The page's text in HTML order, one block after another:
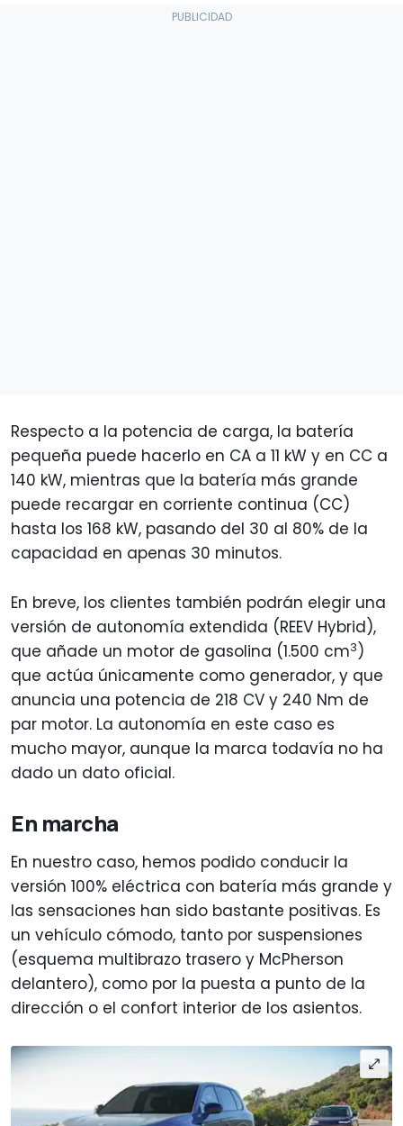
Respecto a la potencia de carga, la batería
pequeña puede hacerlo en CA a 11 kW y en CC a
140 kW, mientras que la batería más grande
puede recargar en corriente continua (CC)
hasta los 168 kW, pasando del 30 al 80% de la
capacidad en apenas 30 minutos.
En breve, los clientes también podrán elegir una
versión de autonomía extendida (REEV Hybrid),
que añade un motor de gasolina (1.500 cm3)
que actúa únicamente como generador, y que
anuncia una potencia de 218 CV y 240 Nm de
par motor. La autonomía en este caso es
mucho mayor, aunque la marca todavía no ha
dado un dato oficial.
En marcha
En nuestro caso, hemos podido conducir la
versión 100% eléctrica con batería más grande y
las sensaciones han sido bastante positivas. Es
un vehículo cómodo, tanto por suspensiones
(esquema multibrazo trasero y McPherson
delantero), como por la puesta a punto de la
dirección o el confort interior de los asientos.